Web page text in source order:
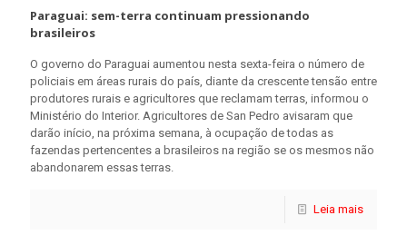
Paraguai: sem-terra continuam pressionando
brasileiros
O governo do Paraguai aumentou nesta sexta-feira o número de
policiais em áreas rurais do país, diante da crescente tensão entre
produtores rurais e agricultores que reclamam terras, informou o
Ministério do Interior. Agricultores de San Pedro avisaram que
darão início, na próxima semana, à ocupação de todas as
fazendas pertencentes a brasileiros na região se os mesmos não
abandonarem essas terras.
Leia mais